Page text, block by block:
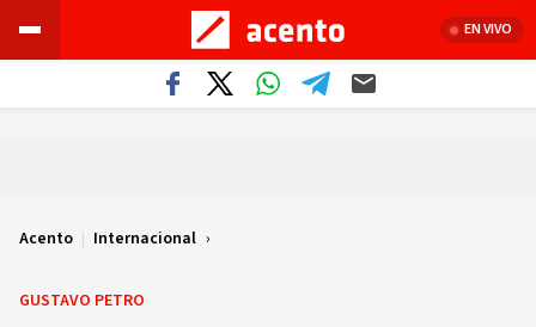
EN VIVO
Acento | Internacional
GUSTAVO PETRO